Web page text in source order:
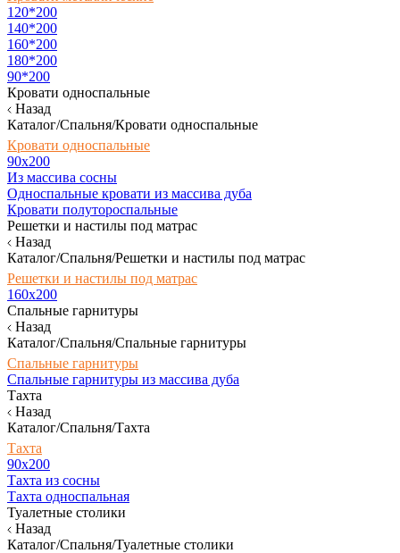
120*200
140*200
160*200
180*200
90*200
Кровати односпальные
Назад
Каталог/Спальня/Кровати односпальные
Кровати односпальные
90х200
Из массива сосны
Односпальные кровати из массива дуба
Кровати полутороспальные
Решетки и настилы под матрас
Назад
Каталог/Спальня/Решетки и настилы под матрас
Решетки и настилы под матрас
160х200
Спальные гарнитуры
Назад
Каталог/Спальня/Спальные гарнитуры
Спальные гарнитуры
Спальные гарнитуры из массива дуба
Тахта
Назад
Каталог/Спальня/Тахта
Тахта
90х200
Тахта из сосны
Тахта односпальная
Туалетные столики
Назад
Каталог/Спальня/Туалетные столики